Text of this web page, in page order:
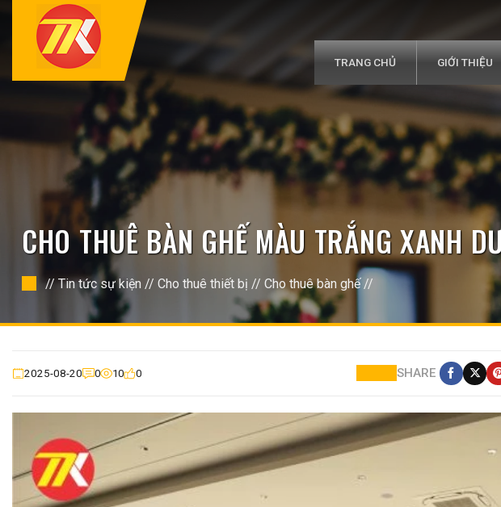
TRANG CHỦ GIỚI THIỆU
CHO THUÊ BÀN GHẾ MÀU TRẮNG XANH
//Tin tức sự kiện // Cho thuê thiết bị // Cho thuê bàn ghế//
2025-08-20 0 10 0 SHARE